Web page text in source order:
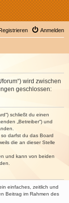
Anmelden
forum“) wird zwischen
geschlossen:
schließt du einen
„Betreiber“) und
darfst du das Board
die an dieser Stelle
und kann von beiden
einfaches, zeitlich und
Beitrag im Rahmen des